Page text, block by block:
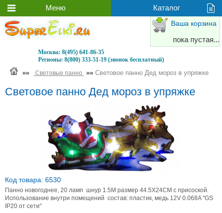
Москва: 8(495) 641-86-35
Регионы: 8(800) 333-51-19 (звонок бесплатный)
Ваша корзина
пока пустая...
»» Световые панно »» Световое панно Дед мороз в упряжке
Световое панно Дед мороз в упряжке
Код товара: 6530
Панно новогоднее, 20 ламп шнур 1.5M размер 44.5X24CM с присоской.
Использование внутри помещений состав: пластик, медь 12V 0.068A "GS
IP20 от сети"